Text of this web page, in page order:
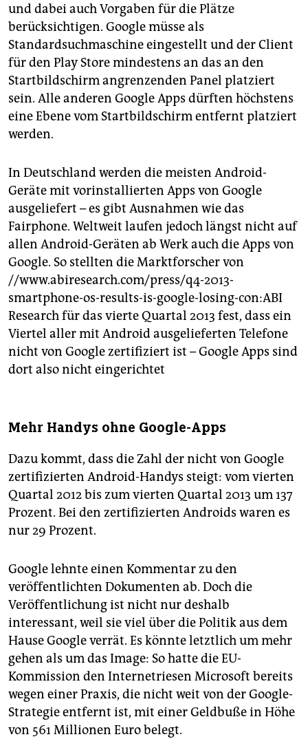
und dabei auch Vorgaben für die Plätze
berücksichtigen. Google müsse als
Standardsuchmaschine eingestellt und der Client
für den Play Store mindestens an das an den
Startbildschirm angrenzenden Panel platziert
sein. Alle anderen Google Apps dürften höchstens
eine Ebene vom Startbildschirm entfernt platziert
werden.
In Deutschland werden die meisten Android-
Geräte mit vorinstallierten Apps von Google
ausgeliefert – es gibt Ausnahmen wie das
Fairphone. Weltweit laufen jedoch längst nicht auf
allen Android-Geräten ab Werk auch die Apps von
Google. So stellten die Marktforscher von
//www.abiresearch.com/press/q4-2013-
smartphone-os-results-is-google-losing-con:ABI
Research für das vierte Quartal 2013 fest, dass ein
Viertel aller mit Android ausgelieferten Telefone
nicht von Google zertifiziert ist – Google Apps sind
dort also nicht eingerichtet
Mehr Handys ohne Google-Apps
Dazu kommt, dass die Zahl der nicht von Google
zertifizierten Android-Handys steigt: vom vierten
Quartal 2012 bis zum vierten Quartal 2013 um 137
Prozent. Bei den zertifizierten Androids waren es
nur 29 Prozent.
Google lehnte einen Kommentar zu den
veröffentlichten Dokumenten ab. Doch die
Veröffentlichung ist nicht nur deshalb
interessant, weil sie viel über die Politik aus dem
Hause Google verrät. Es könnte letztlich um mehr
gehen als um das Image: So hatte die EU-
Kommission den Internetriesen Microsoft bereits
wegen einer Praxis, die nicht weit von der Google-
Strategie entfernt ist, mit einer Geldbuße in Höhe
von 561 Millionen Euro belegt.